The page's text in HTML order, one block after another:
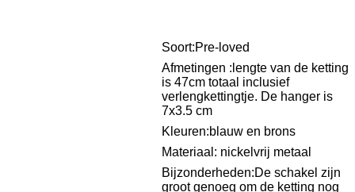
Soort:Pre-loved
Afmetingen :lengte van de ketting
is 47cm totaal inclusief
verlengkettingtje. De hanger is
7x3.5 cm
Kleuren:blauw en brons
Materiaal: nickelvrij metaal
Bijzonderheden:De schakel zijn
groot genoeg om de ketting nog